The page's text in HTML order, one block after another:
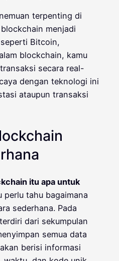
terpenting di
menjadi
Bitcoin,
blockchain, kamu
secara real-
dengan teknologi ini
ataupun transaksi
itu apa untuk
perlu tahu bagaimana
sederhana. Pada
dari sekumpulan
semua data
berisi informasi